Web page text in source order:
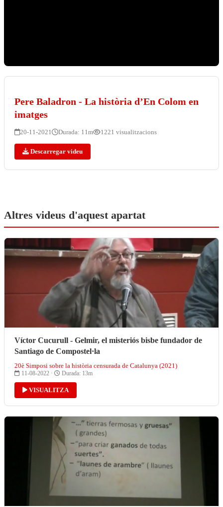
Pere Baladron - La història d’En Colom en
imatges
20-11-2021 Durada: 11m 1221 visualitzacions
Descarregar videu
Altres videus d'aquest apartat
Víctor Cucurull - Gelmir, el misteriós bisbe fundador de
Santiago de Compostel·la
20è Simposi sobre la història censurada de Catalunya (2021)
11-08-2022 · Durada: 13m
VISUALITZA